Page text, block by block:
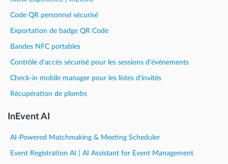
Code QR personnel sécurisé
Exportation de badge QR Code
Bandes NFC portables
Contrôle d'accès sécurisé pour les sessions d'événements
Check-in mobile manager pour les listes d'invités
Récupération de plombs
InEvent AI
AI-Powered Matchmaking & Meeting Scheduler
Event Registration AI | AI Assistant for Event Management